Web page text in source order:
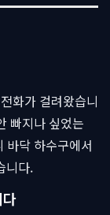
화가 걸려왔습니
빠지나 싶었는
바닥 하수구에서
니다.